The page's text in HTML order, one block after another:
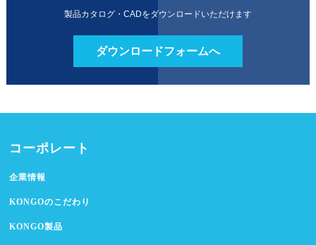
製品カタログ・CADをダウンロードいただけます
ダウンロードフォームへ
コーポレート
企業情報
KONGOのこだわり
KONGO製品